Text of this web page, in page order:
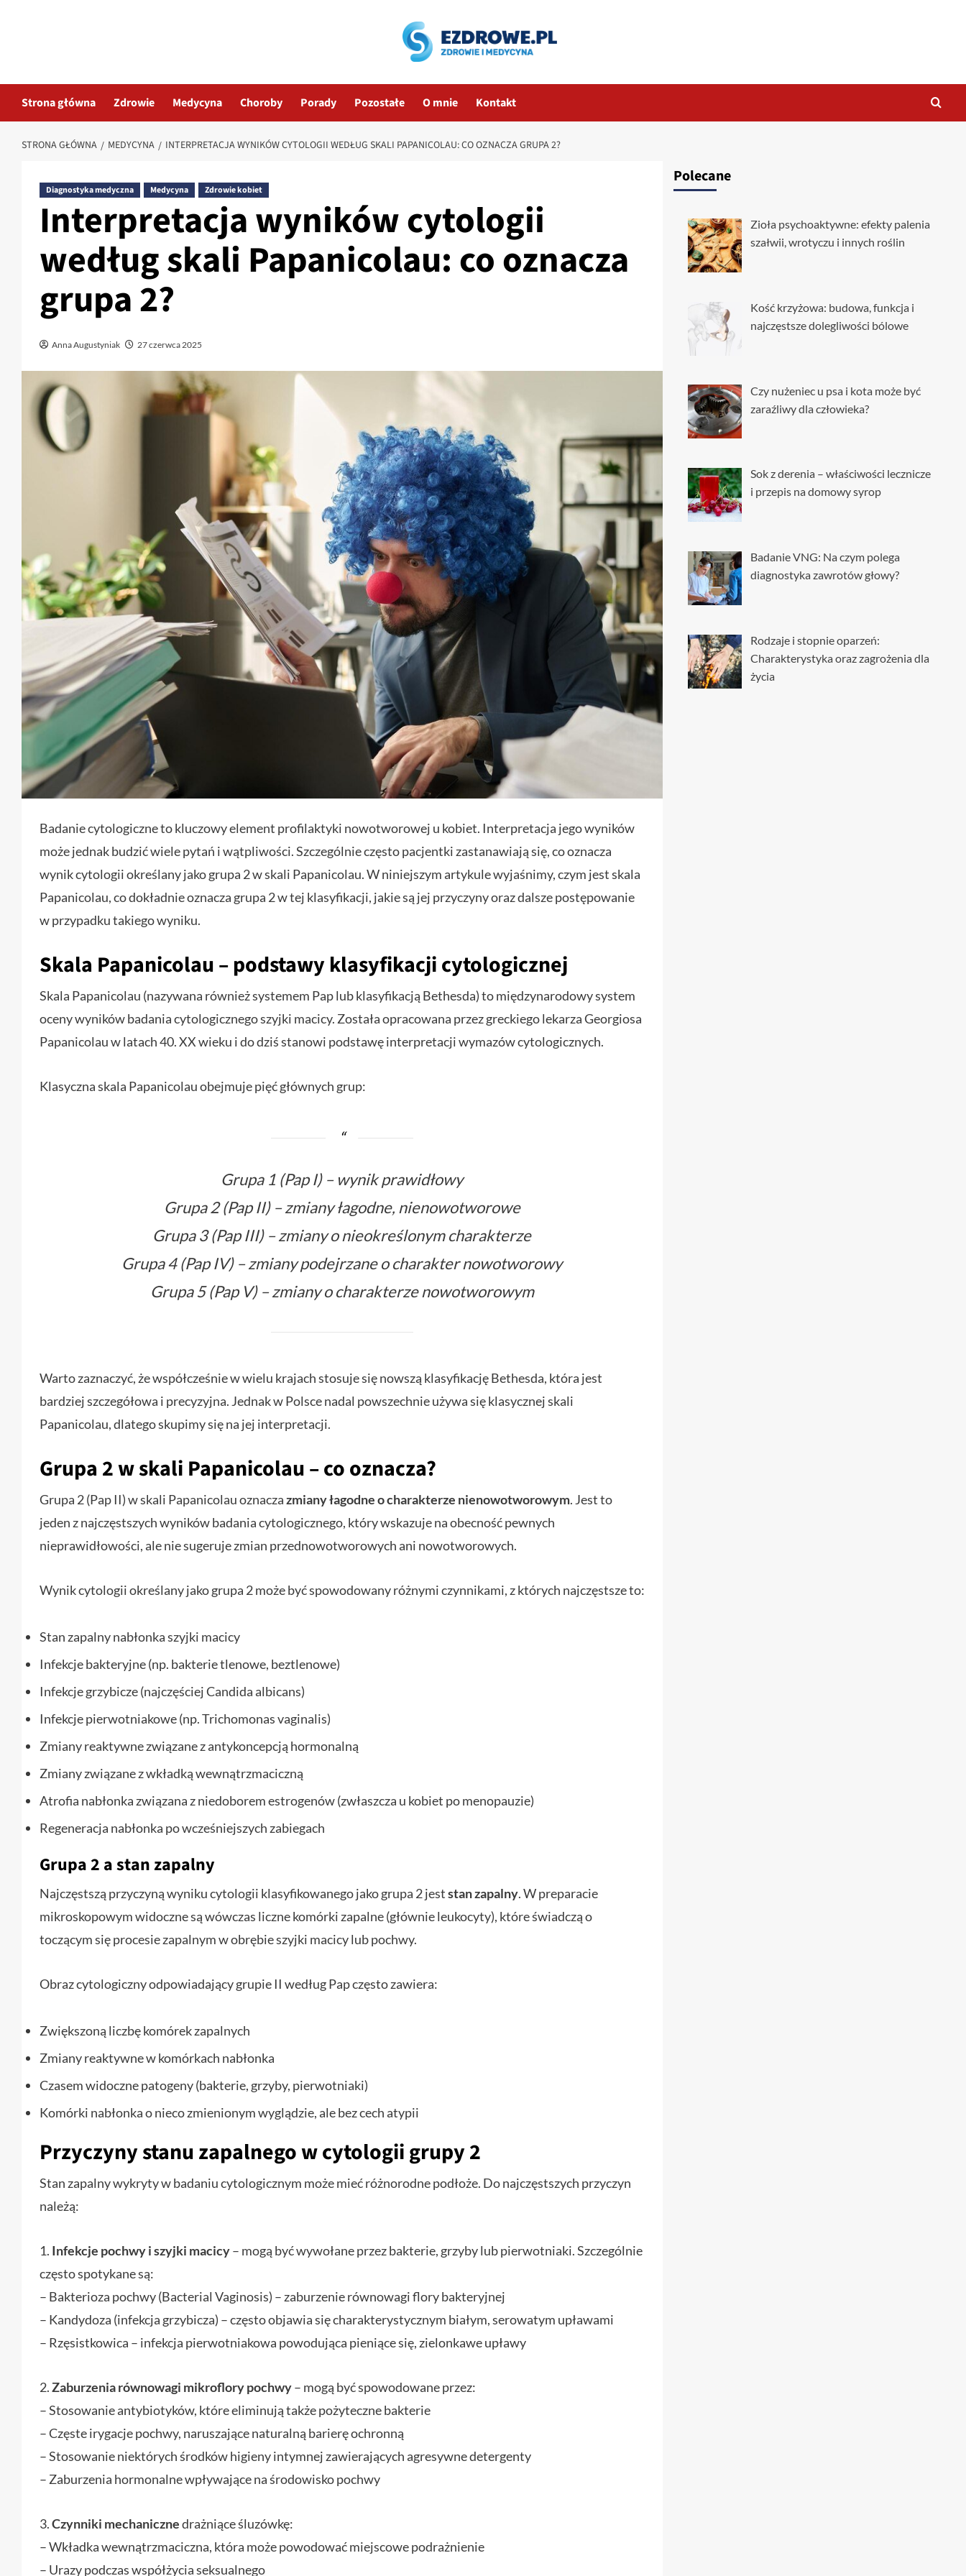
Strona główna Zdrowie Medycyna Choroby Porady Pozostałe O mnie Kontakt
STRONA GŁÓWNA MEDYCYNA INTERPRETACJA WYNIKÓW CYTOLOGII WEDŁUG SKALI PAPANICOLAU: CO OZNACZA GRUPA 2?
Diagnostyka medyczna Medycyna Zdrowie kobiet
Interpretacja wyników cytologii
według skali Papanicolau: co oznacza
grupa 2?
Anna Augustyniak 27 czerwca 2025
Badanie cytologiczne to kluczowy element profilaktyki nowotworowej u kobiet. Interpretacja jego wyników
może jednak budzić wiele pytań i wątpliwości. Szczególnie często pacjentki zastanawiają się, co oznacza
wynik cytologii określany jako grupa 2 w skali Papanicolau. W niniejszym artykule wyjaśnimy, czym jest skala
Papanicolau, co dokładnie oznacza grupa 2 w tej klasyfikacji, jakie są jej przyczyny oraz dalsze postępowanie
w przypadku takiego wyniku.
Skala Papanicolau – podstawy klasyfikacji cytologicznej
Skala Papanicolau (nazywana również systemem Pap lub klasyfikacją Bethesda) to międzynarodowy system
oceny wyników badania cytologicznego szyjki macicy. Została opracowana przez greckiego lekarza Georgiosa
Papanicolau w latach 40. XX wieku i do dziś stanowi podstawę interpretacji wymazów cytologicznych.
Klasyczna skala Papanicolau obejmuje pięć głównych grup:
Grupa 1 (Pap I) – wynik prawidłowy
Grupa 2 (Pap II) – zmiany łagodne, nienowotworowe
Grupa 3 (Pap III) – zmiany o nieokreślonym charakterze
Grupa 4 (Pap IV) – zmiany podejrzane o charakter nowotworowy
Grupa 5 (Pap V) – zmiany o charakterze nowotworowym
Warto zaznaczyć, że współcześnie w wielu krajach stosuje się nowszą klasyfikację Bethesda, która jest
bardziej szczegółowa i precyzyjna. Jednak w Polsce nadal powszechnie używa się klasycznej skali
Papanicolau, dlatego skupimy się na jej interpretacji.
Grupa 2 w skali Papanicolau – co oznacza?
Grupa 2 (Pap II) w skali Papanicolau oznaczazmiany łagodne o charakterze nienowotworowym. Jest to
jeden z najczęstszych wyników badania cytologicznego, który wskazuje na obecność pewnych
nieprawidłowości, ale nie sugeruje zmian przednowotworowych ani nowotworowych.
Wynik cytologii określany jako grupa 2 może być spowodowany różnymi czynnikami, z których najczęstsze to:
Stan zapalny nabłonka szyjki macicy
Infekcje bakteryjne (np. bakterie tlenowe, beztlenowe)
Infekcje grzybicze (najczęściej Candida albicans)
Infekcje pierwotniakowe (np. Trichomonas vaginalis)
Zmiany reaktywne związane z antykoncepcją hormonalną
Zmiany związane z wkładką wewnątrzmaciczną
Atrofia nabłonka związana z niedoborem estrogenów (zwłaszcza u kobiet po menopauzie)
Regeneracja nabłonka po wcześniejszych zabiegach
Grupa 2 a stan zapalny
Najczęstszą przyczyną wyniku cytologii klasyfikowanego jako grupa 2 jeststan zapalny. W preparacie
mikroskopowym widoczne są wówczas liczne komórki zapalne (głównie leukocyty), które świadczą o
toczącym się procesie zapalnym w obrębie szyjki macicy lub pochwy.
Obraz cytologiczny odpowiadający grupie II według Pap często zawiera:
Zwiększoną liczbę komórek zapalnych
Zmiany reaktywne w komórkach nabłonka
Czasem widoczne patogeny (bakterie, grzyby, pierwotniaki)
Komórki nabłonka o nieco zmienionym wyglądzie, ale bez cech atypii
Przyczyny stanu zapalnego w cytologii grupy 2
Stan zapalny wykryty w badaniu cytologicznym może mieć różnorodne podłoże. Do najczęstszych przyczyn
należą:
1. Infekcje pochwy i szyjki macicy– mogą być wywołane przez bakterie, grzyby lub pierwotniaki. Szczególnie
często spotykane są:
– Bakterioza pochwy (Bacterial Vaginosis) – zaburzenie równowagi flory bakteryjnej
– Kandydoza (infekcja grzybicza) – często objawia się charakterystycznym białym, serowatym upławami
– Rzęsistkowica – infekcja pierwotniakowa powodująca pieniące się, zielonkawe upławy
2.Zaburzenia równowagi mikroflory pochwy– mogą być spowodowane przez:
– Stosowanie antybiotyków, które eliminują także pożyteczne bakterie
– Częste irygacje pochwy, naruszające naturalną barierę ochronną
– Stosowanie niektórych środków higieny intymnej zawierających agresywne detergenty
– Zaburzenia hormonalne wpływające na środowisko pochwy
3.Czynniki mechanicznedrażniące śluzówkę:
– Wkładka wewnątrzmaciczna, która może powodować miejscowe podrażnienie
– Urazy podczas współżycia seksualnego
Polecane
Zioła psychoaktywne: efekty palenia
szałwii, wrotyczu i innych roślin
Kość krzyżowa: budowa, funkcja i
najczęstsze dolegliwości bólowe
Czy nużeniec u psa i kota może być
zaraźliwy dla człowieka?
Sok z derenia – właściwości lecznicze
i przepis na domowy syrop
Badanie VNG: Na czym polega
diagnostyka zawrotów głowy?
Rodzaje i stopnie oparzeń:
Charakterystyka oraz zagrożenia dla
życia